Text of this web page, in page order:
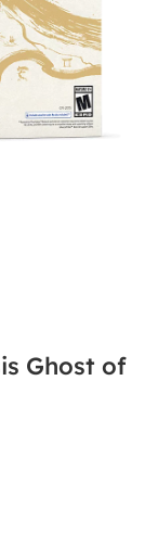
Ghost of